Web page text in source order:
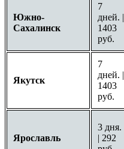
Южно-
Сахалинск
7
дней. |
1403
руб.
Якутск
7
дней. |
1403
руб.
Ярославль
3 дня.
| 292